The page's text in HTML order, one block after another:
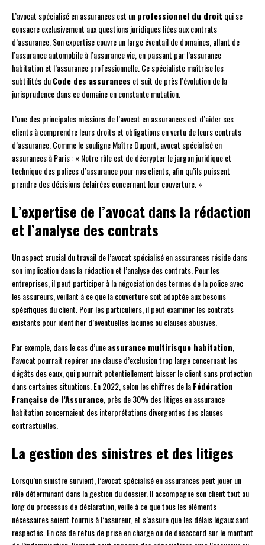
L’avocat spécialisé en assurances est unprofessionnel du droit qui se
consacre exclusivement aux questions juridiques liées aux contrats
d’assurance. Son expertise couvre un large éventail de domaines, allant de
l’assurance automobile à l’assurance vie, en passant par l’assurance
habitation et l’assurance professionnelle. Ce spécialiste maîtrise les
subtilités duCode des assurances et suit de près l’évolution de la
jurisprudence dans ce domaine en constante mutation.
L’une des principales missions de l’avocat en assurances est d’aider ses
clients à comprendre leurs droits et obligations en vertu de leurs contrats
d’assurance. Comme le souligne Maître Dupont, avocat spécialisé en
assurances à Paris : « Notre rôle est de décrypter le jargon juridique et
technique des polices d’assurance pour nos clients, afin qu’ils puissent
prendre des décisions éclairées concernant leur couverture. »
L’expertise de l’avocat dans la rédaction
et l’analyse des contrats
Un aspect crucial du travail de l’avocat spécialisé en assurances réside dans
son implication dans la rédaction et l’analyse des contrats. Pour les
entreprises, il peut participer à la négociation des termes de la police avec
les assureurs, veillant à ce que la couverture soit adaptée aux besoins
spécifiques du client. Pour les particuliers, il peut examiner les contrats
existants pour identifier d’éventuelles lacunes ou clauses abusives.
Par exemple, dans le cas d’uneassurance multirisque habitation
l’avocat pourrait repérer une clause d’exclusion trop large concernant les
dégâts des eaux, qui pourrait potentiellement laisser le client sans protection
dans certaines situations. En 2022, selon les chiffres de laFédération
Française de l’Assurance , près de 30% des litiges en assurance
habitation concernaient des interprétations divergentes des clauses
contractuelles.
La gestion des sinistres et des litiges
Lorsqu’un sinistre survient, l’avocat spécialisé en assurances peut jouer un
rôle déterminant dans la gestion du dossier. Il accompagne son client tout au
long du processus de déclaration, veille à ce que tous les éléments
nécessaires soient fournis à l’assureur, et s’assure que les délais légaux sont
respectés. En cas de refus de prise en charge ou de désaccord sur le montant